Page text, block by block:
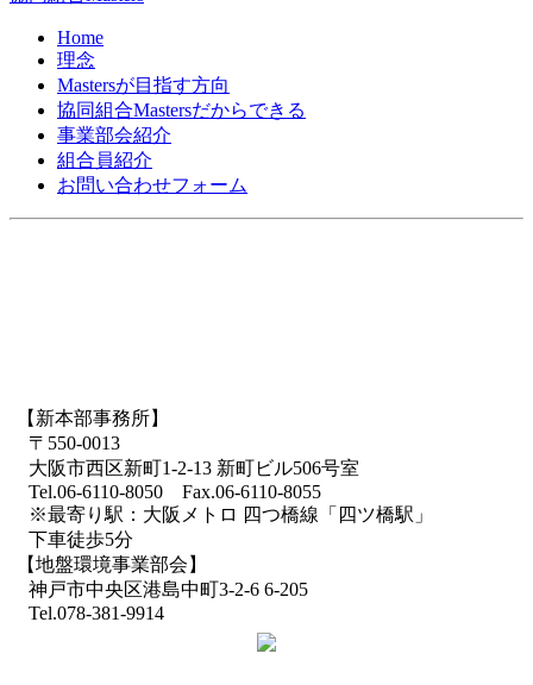
Home
理念
Mastersが目指す方向
協同組合Mastersだからできる
事業部会紹介
組合員紹介
お問い合わせフォーム
【新本部事務所】
〒550-0013
大阪市西区新町1-2-13 新町ビル506号室
Tel.06-6110-8050 Fax.06-6110-8055
※最寄り駅：大阪メトロ 四つ橋線「四ツ橋駅」
下車徒歩5分
【地盤環境事業部会】
神戸市中央区港島中町3-2-6 6-205
Tel.078-381-9914